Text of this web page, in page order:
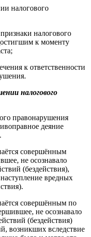
налогового
налогового
к моменту
к ответственности
налогового
правонарушения
деяние
совершённым
не осознавало
(бездействия),
вредных
совершённым по
не осознавало
(бездействия)
возникших вследствие